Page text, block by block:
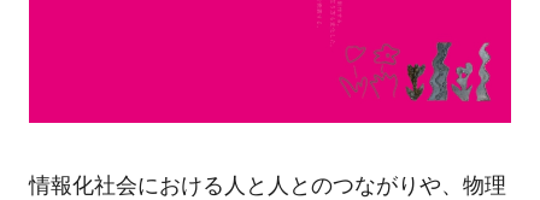
情報化社会における人と人とのつながりや、物理